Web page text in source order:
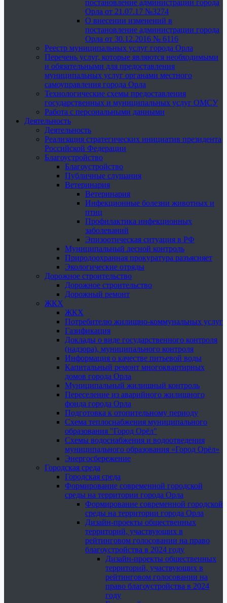
постановление администрации города
Орла от 21.07.17 №3274
О внесении изменений в
постановление администрации города
Орла от 30.12.2016 № 6116
Реестр муниципальных услуг города Орла
Перечень услуг, которые являются необходимыми
и обязательными для предоставления
муниципальных услуг органами местного
самоуправления города Орла
Технологические схемы предоставления
государственных и муниципальных услуг ОМСУ
Работа с персональными данными
Деятельность
Деятельность
Реализация стратегических инициатив президента
Российской Федерации
Благоустройство
Благоустройство
Публичные слушания
Ветеринария
Ветеринария
Инфекционные болезни животных и
птиц
Профилактика инфекционных
заболеваний
Эпизоотическая ситуация в РФ
Муниципальный лесной контроль
Природоохранная прокуратура разъясняет
Экологические отряды
Дорожное строительство
Дорожное строительство
Дорожный ремонт
ЖКХ
ЖКХ
Потребителю жилищно-коммунальных услуг
Газификация
Доклады о виде государственного контроля
(надзора), муниципального контроля
Информация о качестве питьевой воды
Капитальный ремонт многоквартирных
домов города Орла
Муниципальный жилищный контроль
Переселение из аварийного жилищного
фонда города Орла
Подготовка к отопительному периоду
Схема теплоснабжения муниципального
образования "Город Орёл"
Схемы водоснабжения и водоотведения
муниципального образования «Город Орёл»
Энергосбережение
Городская среда
Городская среда
Формирование современной городской
среды на территории города Орла
Формирование современной городской
среды на территории города Орла
Дизайн-проекты общественных
территорий, участвующих в
рейтинговом голосовании на право
благоустройства в 2024 году
Дизайн-проекты общественных
территорий, участвующих в
рейтинговом голосовании на
право благоустройства в 2024
году